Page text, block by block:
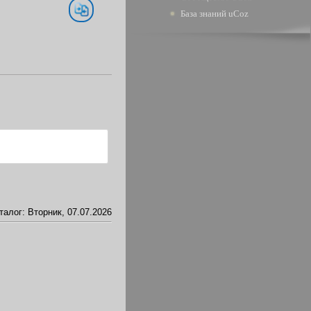
: Вторник, 07.07.2026
База знаний uCoz